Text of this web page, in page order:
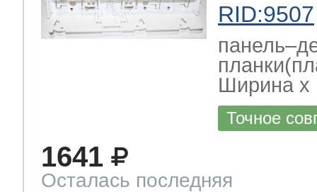
RID:9507
Ширина х
Точное
1641
Осталась последняя